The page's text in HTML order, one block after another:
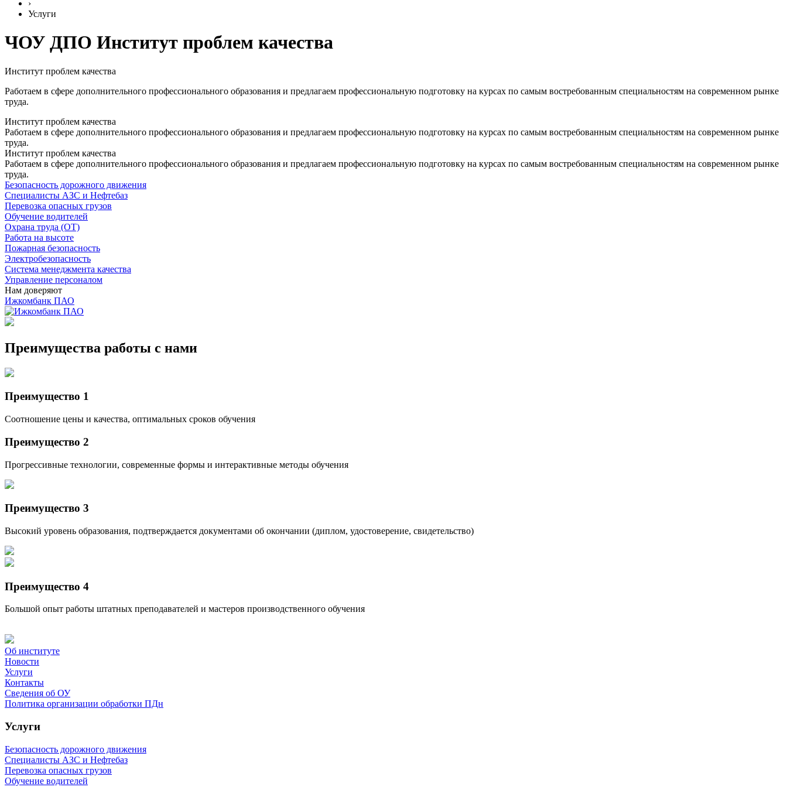
›
Услуги
ЧОУ ДПО Институт проблем качества
Институт проблем качества
Работаем в сфере дополнительного профессионального образования и предлагаем профессиональную подготовку на курсах по самым востребованным специальностям на современном рынке
труда.
Институт проблем качества
Работаем в сфере дополнительного профессионального образования и предлагаем профессиональную подготовку на курсах по самым востребованным специальностям на современном рынке
труда.
Институт проблем качества
Работаем в сфере дополнительного профессионального образования и предлагаем профессиональную подготовку на курсах по самым востребованным специальностям на современном рынке
труда.
Безопасность дорожного движения
Специалисты АЗС и Нефтебаз
Перевозка опасных грузов
Обучение водителей
Охрана труда (ОТ)
Работа на высоте
Пожарная безопасность
Электробезопасность
Система менеджмента качества
Управление персоналом
Нам доверяют
Ижкомбанк ПАО
Преимущества работы с нами
Преимущество 1
Соотношение цены и качества, оптимальных сроков обучения
Преимущество 2
Прогрессивные технологии, современные формы и интерактивные методы обучения
Преимущество 3
Высокий уровень образования, подтверждается документами об окончании (диплом, удостоверение, свидетельство)
Преимущество 4
Большой опыт работы штатных преподавателей и мастеров производственного обучения
Об институте
Новости
Услуги
Контакты
Сведения об ОУ
Политика организации обработки ПДн
Услуги
Безопасность дорожного движения
Специалисты АЗС и Нефтебаз
Перевозка опасных грузов
Обучение водителей